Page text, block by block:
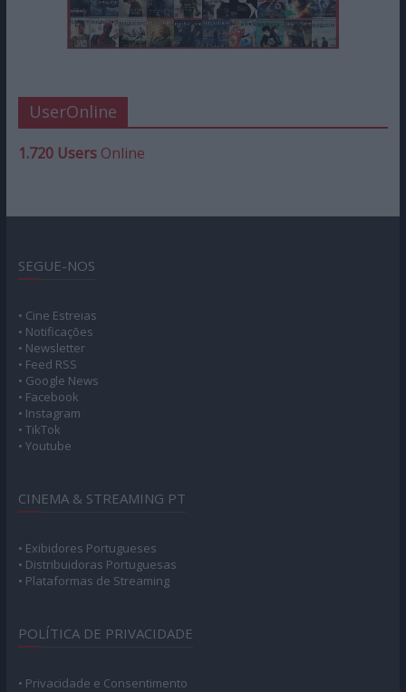
UserOnline
1.720 UsersOnline
SEGUE-NOS
• Cine Estreias
• Notificações
• Newsletter
• Feed RSS
• Google News
• Facebook
• Instagram
• TikTok
• Youtube
CINEMA & STREAMING PT
• Exibidores Portugueses
• Distribuidoras Portuguesas
• Plataformas de Streaming
POLÍTICA DE PRIVACIDADE
• Privacidade e Consentimento